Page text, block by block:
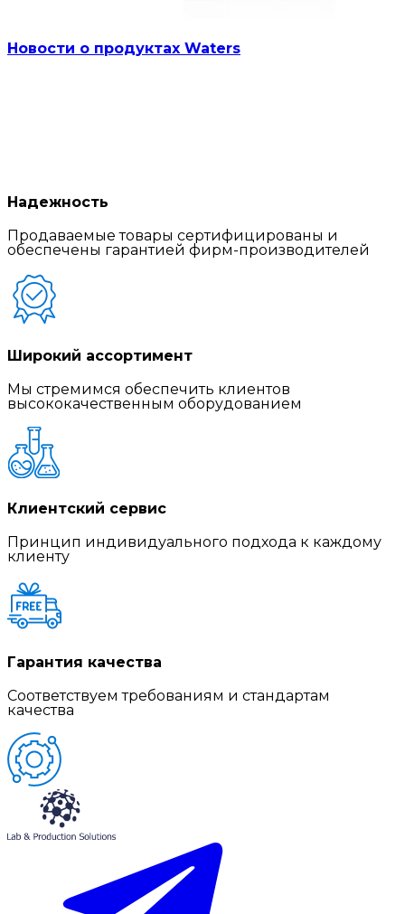
Новости о продуктах Waters
Надежность
Продаваемые товары сертифицированы и
обеспечены гарантией фирм-производителей
Широкий ассортимент
Мы стремимся обеспечить клиентов
высококачественным оборудованием
Клиентский сервис
Принцип индивидуального подхода к каждому
клиенту
Гарантия качества
Соответствуем требованиям и стандартам
качества